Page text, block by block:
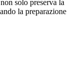
solo preserva la
la preparazione